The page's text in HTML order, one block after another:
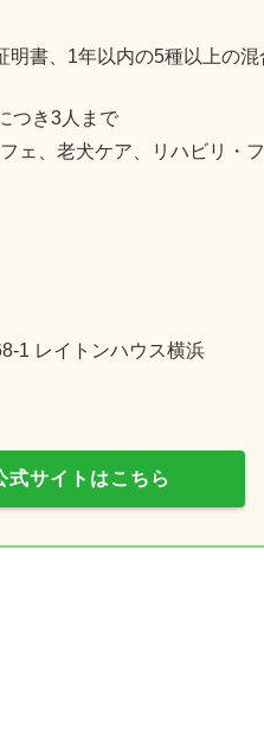
書、1年以内の5種以上の
つき3人まで
ェ、老犬ケア、リハビリ・
1 レイトンハウス横浜
式サイトはこちら